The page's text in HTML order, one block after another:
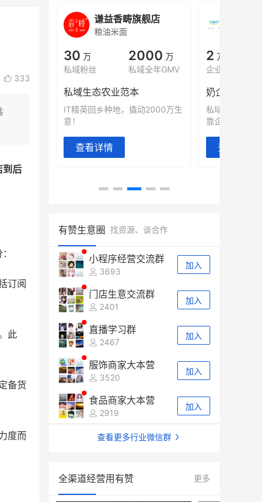
333
到后
订阅
此
备货
度而
破局新
谦益香畴旗舰店
粮油米面
30 万
私域粉丝
2000 万
私域全年GMV
私域生态农业范本
IT精英回乡种地，撬动2000万生
意！
查看详情
2 万人
奶企靠企业
私域样本打法
靠企业微信实
查看详情
有赞生意圈 找资源、谈合作
小程序经营交流群
3693
加入
门店生意交流群
2401
加入
直播学习群
2467
加入
服饰商家大本营
3520
加入
食品商家大本营
2919
加入
查看更多行业微信群
全渠道经营用有赞 更多